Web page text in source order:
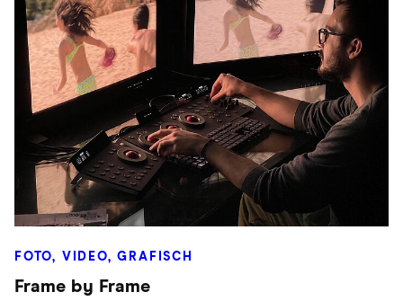
FOTO, VIDEO, GRAFISCH
Frame by Frame